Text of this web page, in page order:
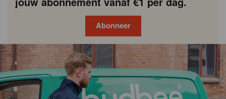
Abonneer
Gondola
academy
Gondola
society